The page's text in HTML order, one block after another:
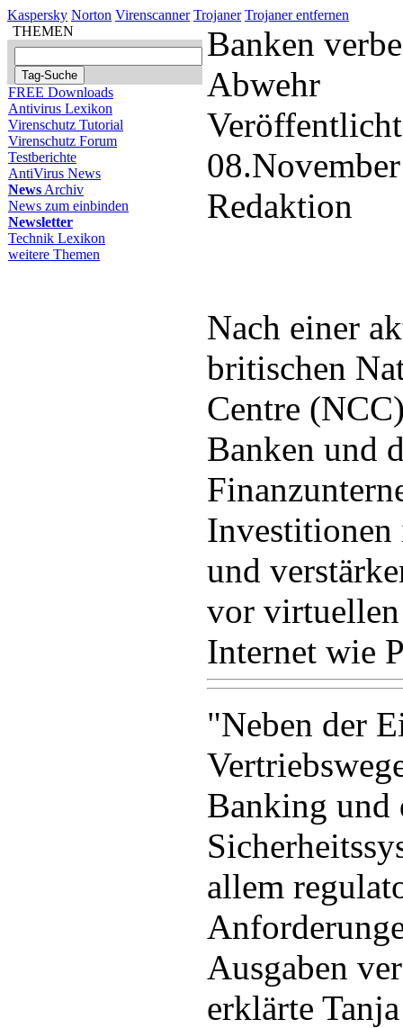
Kaspersky Norton Virenscanner Trojaner Trojaner entfernen
THEMEN
FREE Downloads
Antivirus Lexikon
Virenschutz Tutorial
Virenschutz Forum
Testberichte
AntiVirus News
News Archiv
News zum einbinden
Newsletter
Technik Lexikon
weitere Themen
Banken
Abwehr
Redaktion
Nach einer
britischen
Centre
Banken und
und
vor virtuellen
Internet wie
"Neben der
Banking und
allem
Ausgaben
erklärte